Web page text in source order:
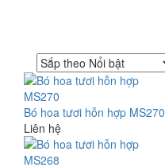
Bó hoa tươi hỗn hợp MS270
Liên hệ